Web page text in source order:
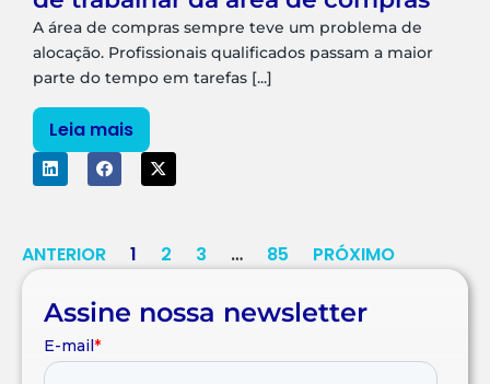
A área de compras sempre teve um problema de
alocação. Profissionais qualificados passam a maior
parte do tempo em tarefas [...]
Leia mais
ANTERIOR 1 2 3 … 85 PRÓXIMO
Assine nossa newsletter